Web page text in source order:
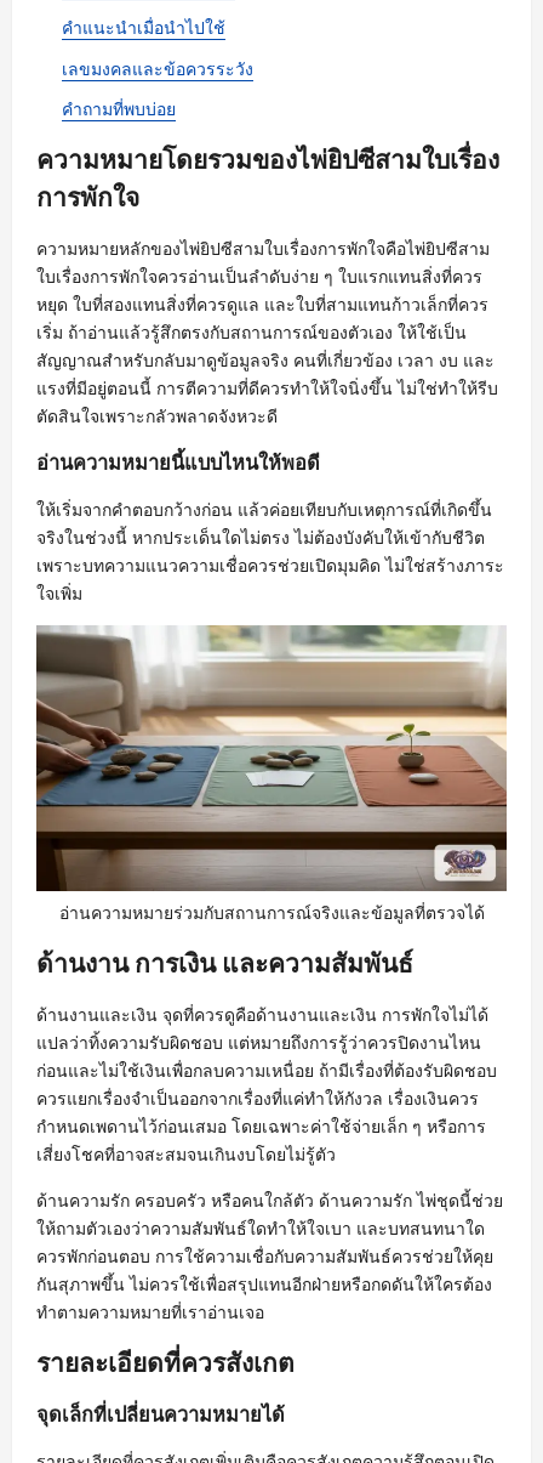
คำแนะนำเมื่อนำไปใช้
เลขมงคลและข้อควรระวัง
คำถามที่พบบ่อย
ความหมายโดยรวมของไพ่ยิปซีสามใบเรื่อง
การพักใจ
ความหมายหลักของไพ่ยิปซีสามใบเรื่องการพักใจคือไพ่ยิปซีสาม
ใบเรื่องการพักใจควรอ่านเป็นลำดับง่าย ๆ ใบแรกแทนสิ่งที่ควร
หยุด ใบที่สองแทนสิ่งที่ควรดูแล และใบที่สามแทนก้าวเล็กที่ควร
เริ่ม ถ้าอ่านแล้วรู้สึกตรงกับสถานการณ์ของตัวเอง ให้ใช้เป็น
สัญญาณสำหรับกลับมาดูข้อมูลจริง คนที่เกี่ยวข้อง เวลา งบ และ
แรงที่มีอยู่ตอนนี้ การตีความที่ดีควรทำให้ใจนิ่งขึ้น ไม่ใช่ทำให้รีบ
ตัดสินใจเพราะกลัวพลาดจังหวะดี
อ่านความหมายนี้แบบไหนให้พอดี
ให้เริ่มจากคำตอบกว้างก่อน แล้วค่อยเทียบกับเหตุการณ์ที่เกิดขึ้น
จริงในช่วงนี้ หากประเด็นใดไม่ตรง ไม่ต้องบังคับให้เข้ากับชีวิต
เพราะบทความแนวความเชื่อควรช่วยเปิดมุมคิด ไม่ใช่สร้างภาระ
ใจเพิ่ม
อ่านความหมายร่วมกับสถานการณ์จริงและข้อมูลที่ตรวจได้
ด้านงาน การเงิน และความสัมพันธ์
ด้านงานและเงิน จุดที่ควรดูคือด้านงานและเงิน การพักใจไม่ได้
แปลว่าทิ้งความรับผิดชอบ แต่หมายถึงการรู้ว่าควรปิดงานไหน
ก่อนและไม่ใช้เงินเพื่อกลบความเหนื่อย ถ้ามีเรื่องที่ต้องรับผิดชอบ
ควรแยกเรื่องจำเป็นออกจากเรื่องที่แค่ทำให้กังวล เรื่องเงินควร
กำหนดเพดานไว้ก่อนเสมอ โดยเฉพาะค่าใช้จ่ายเล็ก ๆ หรือการ
เสี่ยงโชคที่อาจสะสมจนเกินงบโดยไม่รู้ตัว
ด้านความรัก ครอบครัว หรือคนใกล้ตัว ด้านความรัก ไพ่ชุดนี้ช่วย
ให้ถามตัวเองว่าความสัมพันธ์ใดทำให้ใจเบา และบทสนทนาใด
ควรพักก่อนตอบ การใช้ความเชื่อกับความสัมพันธ์ควรช่วยให้คุย
กันสุภาพขึ้น ไม่ควรใช้เพื่อสรุปแทนอีกฝ่ายหรือกดดันให้ใครต้อง
ทำตามความหมายที่เราอ่านเจอ
รายละเอียดที่ควรสังเกต
จุดเล็กที่เปลี่ยนความหมายได้